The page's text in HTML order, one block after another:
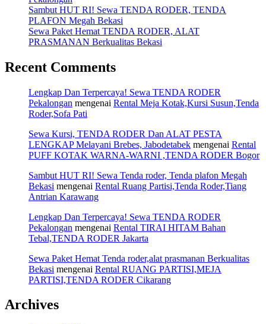
Sambut HUT RI! Sewa TENDA RODER, TENDA
PLAFON Megah Bekasi
Sewa Paket Hemat TENDA RODER, ALAT
PRASMANAN Berkualitas Bekasi
Recent Comments
Lengkap Dan Terpercaya! Sewa TENDA RODER
Pekalongan mengenai Rental Meja Kotak,Kursi Susun,Tenda
Roder,Sofa Pati
Sewa Kursi, TENDA RODER Dan ALAT PESTA
LENGKAP Melayani Brebes, Jabodetabek mengenai Rental
PUFF KOTAK WARNA-WARNI ,TENDA RODER Bogor
Sambut HUT RI! Sewa Tenda roder, Tenda plafon Megah
Bekasi mengenai Rental Ruang Partisi,Tenda Roder,Tiang
Antrian Karawang
Lengkap Dan Terpercaya! Sewa TENDA RODER
Pekalongan mengenai Rental TIRAI HITAM Bahan
Tebal,TENDA RODER Jakarta
Sewa Paket Hemat Tenda roder,alat prasmanan Berkualitas
Bekasi mengenai Rental RUANG PARTISI,MEJA
PARTISI,TENDA RODER Cikarang
Archives